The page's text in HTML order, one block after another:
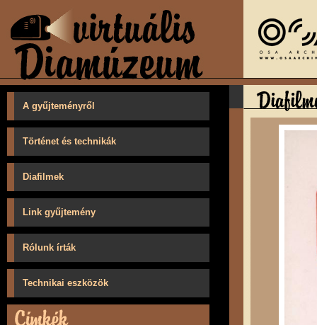
A gyűjteményről
Történet és technikák
Diafilmek
Link gyűjtemény
Rólunk írták
Technikai eszközök